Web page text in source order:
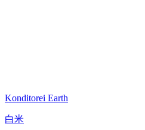
Konditorei Earth
白米